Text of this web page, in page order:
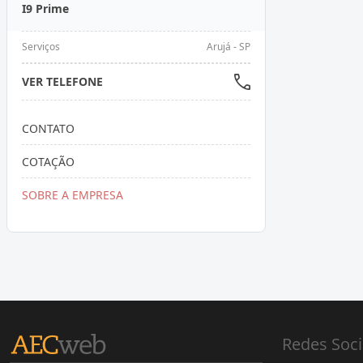
I9 Prime
Serviços Arujá - SP
VER TELEFONE
CONTATO
COTAÇÃO
SOBRE A EMPRESA
Redes